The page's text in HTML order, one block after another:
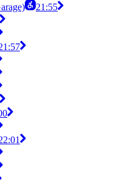
21:55